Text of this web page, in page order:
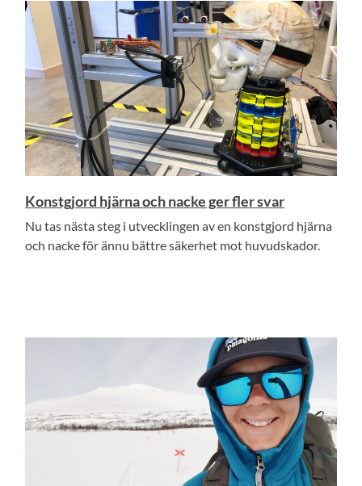
Konstgjord hjärna och nacke ger fler svar
Nu tas nästa steg i utvecklingen av en konstgjord hjärna
och nacke för ännu bättre säkerhet mot huvudskador.